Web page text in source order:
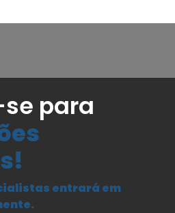
para
entrará em